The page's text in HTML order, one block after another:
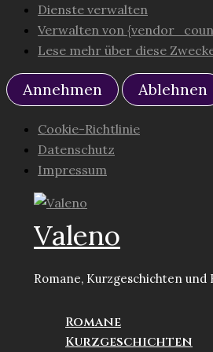
Dienste verwalten
Verwalten von
Lese mehr über diese
Annehmen Ablehnen
Cookie-Richtlinie
Datenschutz
Impressum
springen
Valeno
Romane, Kurzgeschichten
Romane
Kurzgeschichten